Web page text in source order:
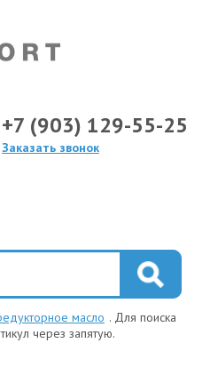
+7 (903) 129-55-25
Заказать звонок
масло . Для поиска
через запятую.